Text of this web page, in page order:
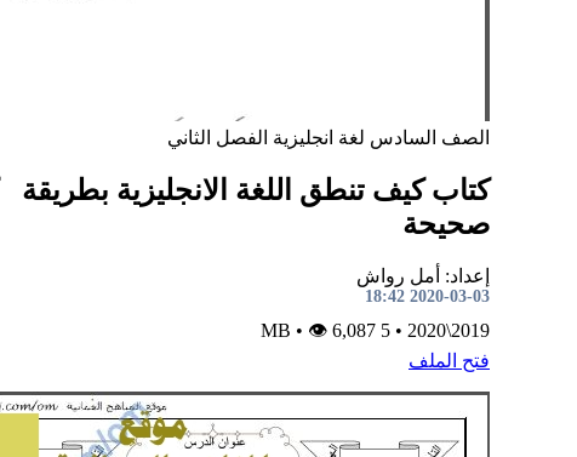
الصف السادس لغة انجليزية الفصل الثاني
كتاب كيف تنطق اللغة الانجليزية بطريقة
صحيحة
إعداد: أمل رواش
2020-03-03 18:42
2019\2020
•
• 👁 6,087
فتح الملف